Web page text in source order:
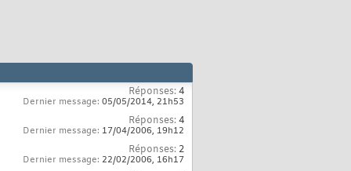
Réponses:4
Dernier message: 05/05/2014, 21h53
Réponses:4
Dernier message: 17/04/2006, 19h12
Réponses: 2
Dernier message: 22/02/2006, 16h17